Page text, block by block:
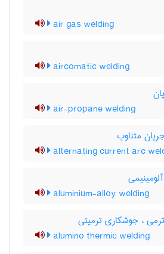
air gas welding
aircomatic welding
air-propane welding
متناوب
alternating current arc
aluminium-alloy welding
، جوشکاری ترمیتی
alumino thermic welding